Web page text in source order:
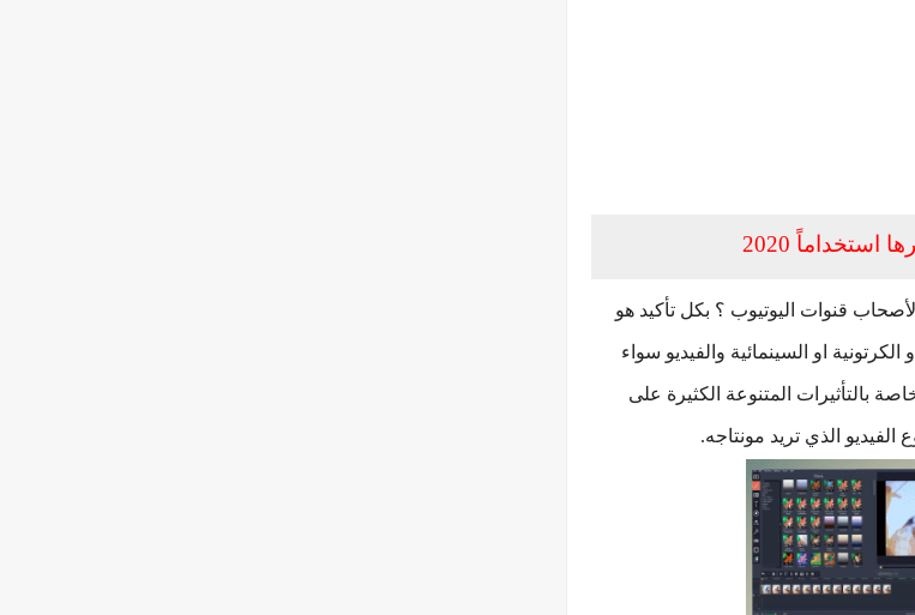
2020
قنوات اليوتيوب ؟ بكل تأكيد هو
او السينمائية والفيديو سواء
بالتأثيرات المتنوعة الكثيرة على
الفيديو الذي تريد مونتاجه.